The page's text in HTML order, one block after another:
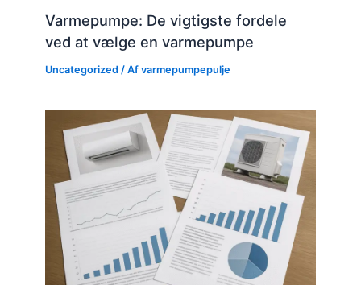
Varmepumpe: De vigtigste fordele
ved at vælge en varmepumpe
Uncategorized / Afvarmepumpepulje